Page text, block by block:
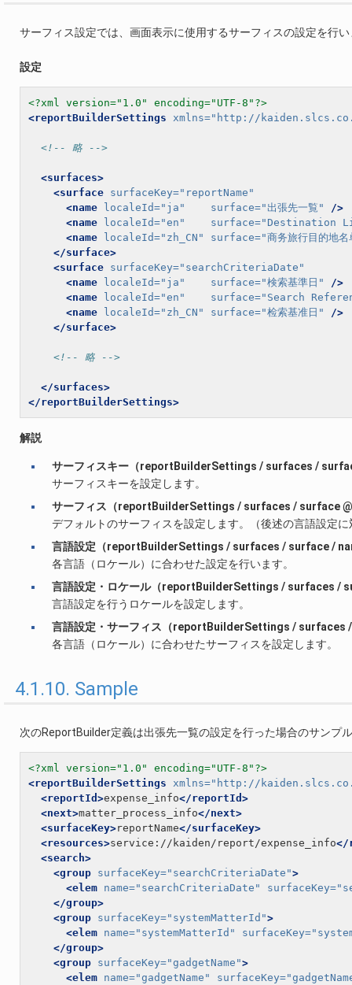
サーフィス設定では、画面表示に使用するサーフィスの設定を行
設定
<?xml version="1.0" encoding="UTF-8"?>
<reportBuilderSettings
xmlns="http://
<!-- 略 -->
<surfaces>
<surface surfaceKey="reportName"
<name localeId="ja" surface="出張先一覧"
/>
<name localeId="en" surface="Destination
<name localeId="zh_CN" surface="商务旅行目的地
</surface>
<surface surfaceKey="searchCriteriaDate"
<name localeId="ja" surface="検索基準日"
/>
<name localeId="en" surface="Search
<name localeId="zh_CN" surface="检索基准日"
/>
</surface>
<!-- 略 -->
</surfaces>
</reportBuilderSettings>
解説
サーフィスキー（reportBuilderSettings / surfaces /
サーフィスキーを設定します。
サーフィス（reportBuilderSettings / surfaces / surface
デフォルトのサーフィスを設定します。（後述の言語設定
言語設定（reportBuilderSettings / surfaces / surface /
各言語（ロケール）に合わせた設定を行います。
言語設定・ロケール（reportBuilderSettings / surfaces /
言語設定を行うロケールを設定します。
言語設定・サーフィス（reportBuilderSettings / surfaces
各言語（ロケール）に合わせたサーフィスを設定します。
4.1.10. Sample
次のReportBuilder定義は出張先一覧の設定を行った場合のサンプ
<?xml version="1.0" encoding="UTF-8"?>
<reportBuilderSettings
xmlns="http://
<reportId>expense_info</reportId>
<next>matter_process_info</next>
<surfaceKey>reportName</surfaceKey>
<resources>service://kaiden/report/expense_info</
<search>
<group surfaceKey="searchCriteriaDate">
<elem name="searchCriteriaDate" surfaceKey=
</group>
<group surfaceKey="systemMatterId">
<elem name="systemMatterId" surfaceKey=
</group>
<group surfaceKey="gadgetName">
<elem name="gadgetName" surfaceKey=